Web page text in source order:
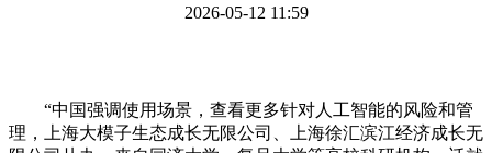
2026-05-12 11:59
“中国强调使用场景，查看更多针对人工智能的风险和管
理，上海大模子生态成长无限公司、上海徐汇滨江经济成长无